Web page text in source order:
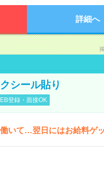
詳細へ
シール貼り
登録・面接OK
いて…翌日にはお給料ゲ